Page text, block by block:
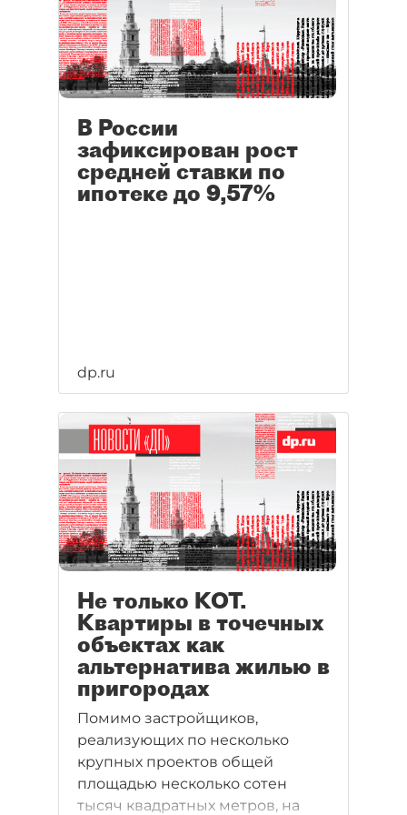
петербургским строителям
в будущем году в 1–2 млрд
рублей, а всем российским
застройщикам — в сумму
до 20 млрд рублей
недополученной выручки.
В России
зафиксирован рост
средней ставки по
ипотеке до 9,57%
dp.ru
Не только КОТ.
Квартиры в точечных
объектах как
альтернатива жилью в
пригородах
Помимо застройщиков,
реализующих по несколько
крупных проектов общей
площадью несколько сотен
тысяч квадратных метров, на